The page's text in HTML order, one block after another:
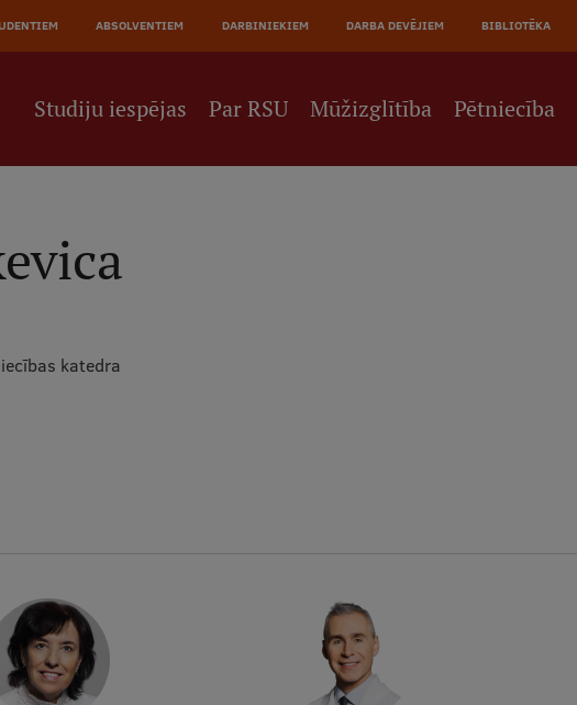
ABSOLVENTIEM DARBINIEKIEM DARBA DEVĒJIEM BIBLIOTĒKA
Studiju iespējas Par RSU Mūžizglītība Pētniecība
katedra